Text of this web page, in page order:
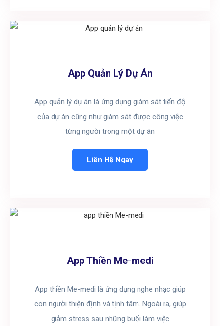
App Quản Lý Dự Án
App quản lý dự án là ứng dụng giám sát tiến độ
của dự án cũng như giám sát được công việc
từng người trong một dự án
Liên Hệ Ngay
App Thiền Me-medi
App thiền Me-medi là ứng dụng nghe nhạc giúp
con người thiện định và tịnh tâm. Ngoài ra, giúp
giảm stress sau những buổi làm việc